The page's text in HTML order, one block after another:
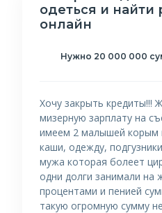
одеться и найти
онлайн
Нужно 20 000 000
Хочу закрыть кредиты!!!
мизерную зарплату на
имеем 2 малышей корым
каши, одежду,
мужа которая болеет
одни долги занимали на
процентами и пенией
такую огромную сумму